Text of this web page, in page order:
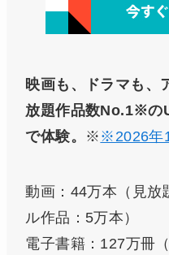
映画も、ドラマも、
放題作品数No.1※の
で体験。
※ ※2026年
動画：44万本（見放
ル作品：5万本）
電子書籍：127万冊